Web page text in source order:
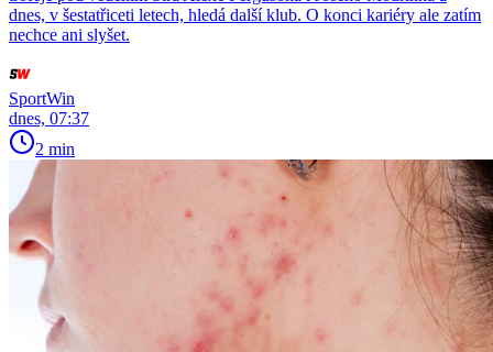
dnes, v šestatřiceti letech, hledá další klub. O konci kariéry ale zatím
nechce ani slyšet.
SportWin
dnes, 07:37
2 min